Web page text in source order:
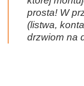
prosta! W
(listwa,
drzwiom na